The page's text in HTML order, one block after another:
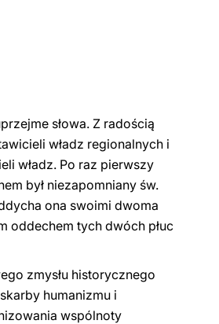
słowa. Z radością
władz regionalnych i
władz. Po raz pierwszy
był niezapomniany św.
ona swoimi dwoma
oddechem tych dwóch płuc
zmysłu historycznego
humanizmu i
wspólnoty